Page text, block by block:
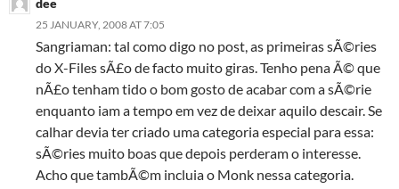
dee
25 JANUARY, 2008 AT 7:05
Sangriaman: tal como digo no post, as primeiras sÃ©ries
do X-Files sÃ£o de facto muito giras. Tenho pena Ã© que
nÃ£o tenham tido o bom gosto de acabar com a sÃ©rie
enquanto iam a tempo em vez de deixar aquilo descair. Se
calhar devia ter criado uma categoria especial para essa:
sÃ©ries muito boas que depois perderam o interesse.
Acho que tambÃ©m incluia o Monk nessa categoria.